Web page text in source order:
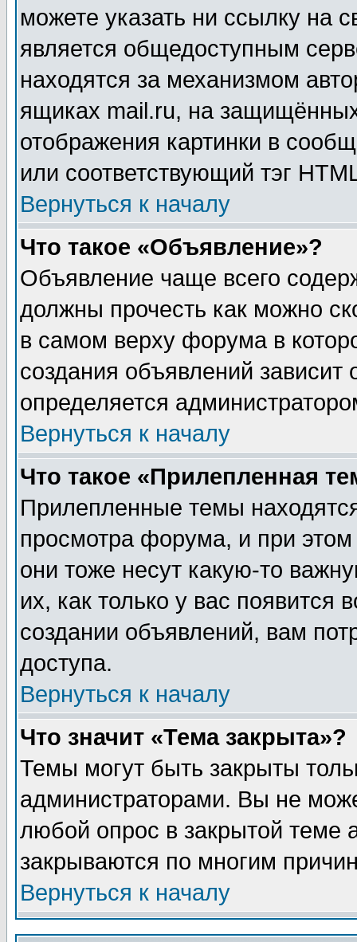
можете указать ни ссылку на
является общедоступным
находятся за механизмом
ящиках mail.ru, на
отображения картинки в
или соответствующий тэг
Вернуться к началу
Что такое «Объявление»?
Объявление чаще всего
должны прочесть как можно
в самом верху форума в
создания объявлений зависит
определяется
Вернуться к началу
Что такое «Прилепленная
Прилепленные темы
просмотра форума, и при
они тоже несут какую-то
их, как только у вас появится
создании объявлений, вам
доступа.
Вернуться к началу
Что значит «Тема закрыта»?
Темы могут быть закрыты
администраторами. Вы не
любой опрос в закрытой теме
закрываются по многим
Вернуться к началу